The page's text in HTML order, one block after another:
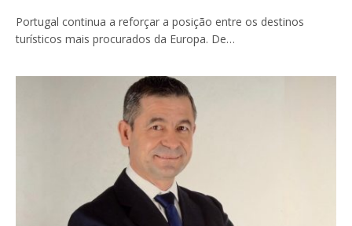
Portugal continua a reforçar a posição entre os destinos
turísticos mais procurados da Europa. De…